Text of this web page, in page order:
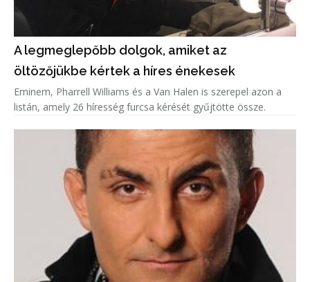
A legmeglepőbb dolgok, amiket az
öltözőjükbe kértek a híres énekesek
Eminem, Pharrell Williams és a Van Halen is szerepel azon a
listán, amely 26 híresség furcsa kérését gyűjtötte össze.